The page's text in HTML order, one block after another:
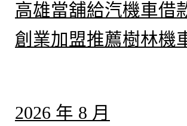
高雄當舖給汽機車借
創業加盟推薦樹林機
2026 年 8 月